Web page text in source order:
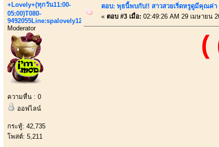
+Lovely+(ทุกวัน11:00-
05:00)T080-
9492055Line:spalovely123
Moderator
ความหื่น : 0
ออฟไลน์
กระทู้: 42,735
โพสต์: 5,211
ตอบ: พุธนี้พบกับ!! สาวสวยเริ่ดหรูดูมีคุณค่า
« ตอบ #3 เมื่อ: 02:49:26 AM 29 เมษายน